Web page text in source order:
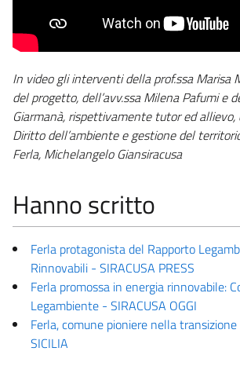
In video gli interventi della prof.ssa Marisa
del progetto, dell’avv.ssa Milena Pafumi e
Giarmanà, rispettivamente tutor ed
Diritto dell’ambiente e gestione del
Ferla, Michelangelo Giansiracusa
Hanno scritto
Ferla protagonista del Rapporto
Rinnovabili - SIRACUSA PRESS
Ferla promossa in energia rinnovabile:
Legambiente - SIRACUSA OGGI
Ferla, comune pioniere nella
SICILIA